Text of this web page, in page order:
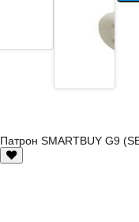
Патрон SMARTBUY G9